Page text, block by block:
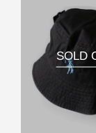
SOLD